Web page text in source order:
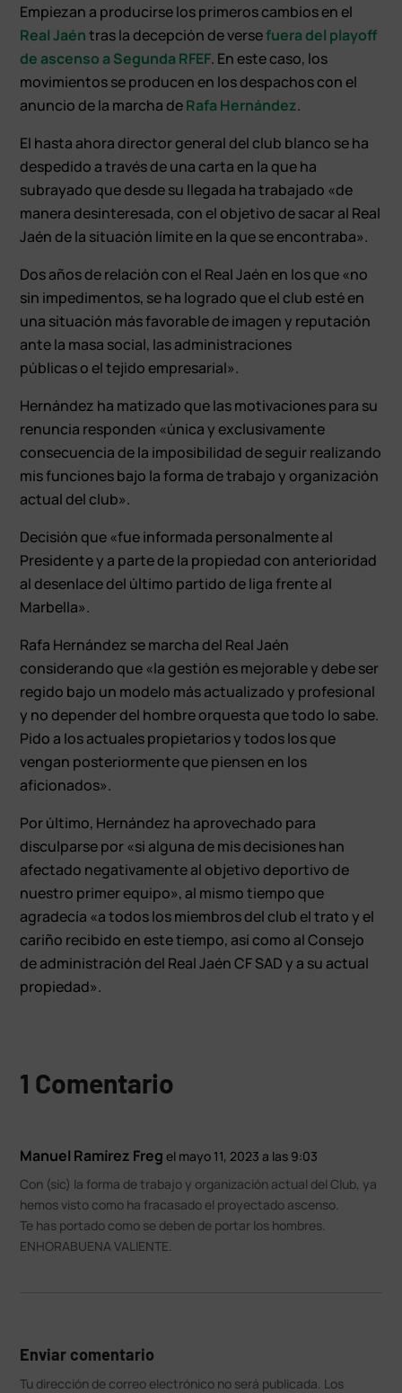
Empiezan a producirse los primeros cambios en el
Real Jaéntras la decepción de versefuera del playoff
de ascenso a Segunda RFEF. En este caso, los
movimientos se producen en los despachos con el
anuncio de la marcha deRafa Hernández.
El hasta ahora director general del club blanco se ha
despedido a través de una carta en la que ha
subrayado que desde su llegada ha trabajado «de
manera desinteresada, con el objetivo de sacar al Real
Jaén de la situación límite en la que se encontraba».
Dos años de relación con el Real Jaén en los que «no
sin impedimentos, se ha logrado que el club esté en
una situación más favorable de imagen y reputación
ante la masa social, las administraciones
públicas o el tejido empresarial».
Hernández ha matizado que las motivaciones para su
renuncia responden «única y exclusivamente
consecuencia de la imposibilidad de seguir realizando
mis funciones bajo la forma de trabajo y organización
actual del club».
Decisión que «fue informada personalmente al
Presidente y a parte de la propiedad con anterioridad
al desenlace del último partido de liga frente al
Marbella».
Rafa Hernández se marcha del Real Jaén
considerando que «la gestión es mejorable y debe ser
regido bajo un modelo más actualizado y profesional
y no depender del hombre orquesta que todo lo sabe.
Pido a los actuales propietarios y todos los que
vengan posteriormente que piensen en los
aficionados».
Por último, Hernández ha aprovechado para
disculparse por «si alguna de mis decisiones han
afectado negativamente al objetivo deportivo de
nuestro primer equipo», al mismo tiempo que
agradecía «a todos los miembros del club el trato y el
cariño recibido en este tiempo, así como al Consejo
de administración del Real Jaén CF SAD y a su actual
propiedad».
1 Comentario
Manuel Ramírez Freg el mayo 11, 2023 a las 9:03
Con (sic) la forma de trabajo y organización actual del Club, ya
hemos visto como ha fracasado el proyectado ascenso.
Te has portado como se deben de portar los hombres.
ENHORABUENA VALIENTE.
Enviar comentario
Tu dirección de correo electrónico no será publicada. Los